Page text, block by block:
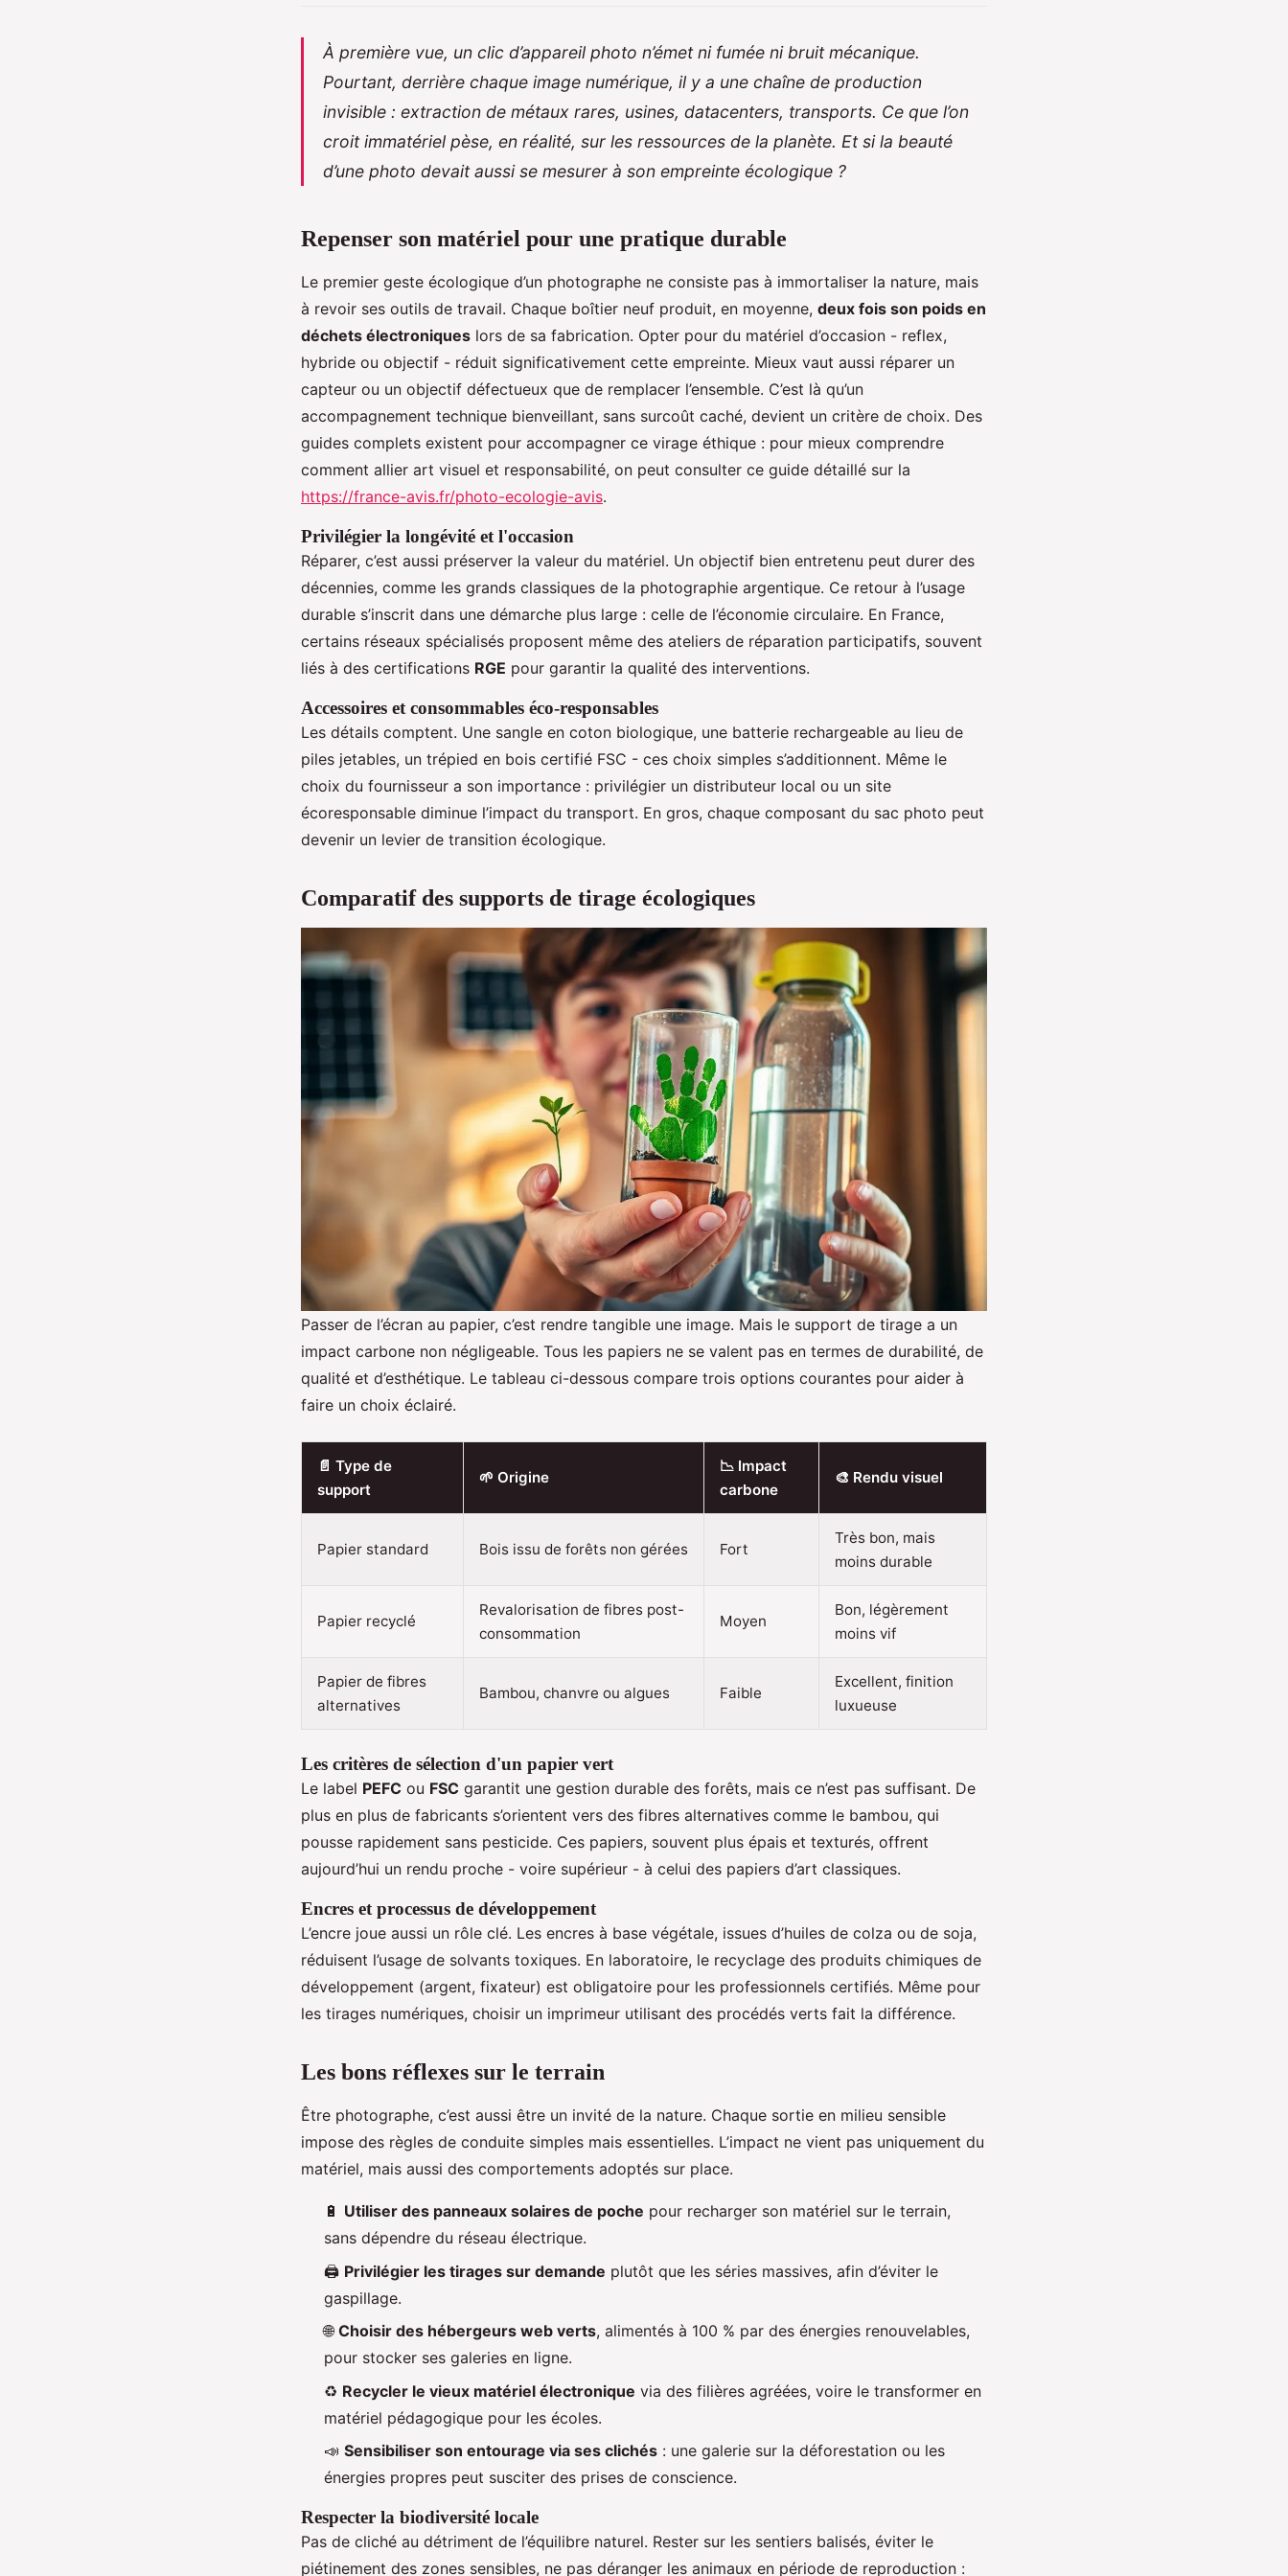
À première vue, un clic d’appareil photo n’émet ni fumée ni bruit mécanique.
Pourtant, derrière chaque image numérique, il y a une chaîne de production
invisible : extraction de métaux rares, usines, datacenters, transports. Ce que l’on
croit immatériel pèse, en réalité, sur les ressources de la planète. Et si la beauté
d’une photo devait aussi se mesurer à son empreinte écologique ?
Repenser son matériel pour une pratique durable
Le premier geste écologique d’un photographe ne consiste pas à immortaliser la nature, mais
à revoir ses outils de travail. Chaque boîtier neuf produit, en moyenne, deux fois son poids en
déchets électroniques lors de sa fabrication. Opter pour du matériel d’occasion - reflex,
hybride ou objectif - réduit significativement cette empreinte. Mieux vaut aussi réparer un
capteur ou un objectif défectueux que de remplacer l’ensemble. C’est là qu’un
accompagnement technique bienveillant, sans surcoût caché, devient un critère de choix. Des
guides complets existent pour accompagner ce virage éthique : pour mieux comprendre
comment allier art visuel et responsabilité, on peut consulter ce guide détaillé sur la
https://france-avis.fr/photo-ecologie-avis.
Privilégier la longévité et l'occasion
Réparer, c’est aussi préserver la valeur du matériel. Un objectif bien entretenu peut durer des
décennies, comme les grands classiques de la photographie argentique. Ce retour à l’usage
durable s’inscrit dans une démarche plus large : celle de l’économie circulaire. En France,
certains réseaux spécialisés proposent même des ateliers de réparation participatifs, souvent
liés à des certifications RGE pour garantir la qualité des interventions.
Accessoires et consommables éco-responsables
Les détails comptent. Une sangle en coton biologique, une batterie rechargeable au lieu de
piles jetables, un trépied en bois certifié FSC - ces choix simples s’additionnent. Même le
choix du fournisseur a son importance : privilégier un distributeur local ou un site
écoresponsable diminue l’impact du transport. En gros, chaque composant du sac photo peut
devenir un levier de transition écologique.
Comparatif des supports de tirage écologiques
Passer de l’écran au papier, c’est rendre tangible une image. Mais le support de tirage a un
impact carbone non négligeable. Tous les papiers ne se valent pas en termes de durabilité, de
qualité et d’esthétique. Le tableau ci-dessous compare trois options courantes pour aider à
faire un choix éclairé.
📄 Type de
support
🌱 Origine
📉 Impact
carbone
🎨 Rendu visuel
Papier standard Bois issu de forêts non gérées Fort
Très bon, mais
moins durable
Papier recyclé
Revalorisation de fibres post-
consommation
Moyen
Bon, légèrement
moins vif
Papier de fibres
alternatives
Bambou, chanvre ou algues Faible
Excellent, finition
luxueuse
Les critères de sélection d'un papier vert
Le label PEFC ou FSC garantit une gestion durable des forêts, mais ce n’est pas suffisant. De
plus en plus de fabricants s’orientent vers des fibres alternatives comme le bambou, qui
pousse rapidement sans pesticide. Ces papiers, souvent plus épais et texturés, offrent
aujourd’hui un rendu proche - voire supérieur - à celui des papiers d’art classiques.
Encres et processus de développement
L’encre joue aussi un rôle clé. Les encres à base végétale, issues d’huiles de colza ou de soja,
réduisent l’usage de solvants toxiques. En laboratoire, le recyclage des produits chimiques de
développement (argent, fixateur) est obligatoire pour les professionnels certifiés. Même pour
les tirages numériques, choisir un imprimeur utilisant des procédés verts fait la différence.
Les bons réflexes sur le terrain
Être photographe, c’est aussi être un invité de la nature. Chaque sortie en milieu sensible
impose des règles de conduite simples mais essentielles. L’impact ne vient pas uniquement du
matériel, mais aussi des comportements adoptés sur place.
🔋 Utiliser des panneaux solaires de poche pour recharger son matériel sur le terrain,
sans dépendre du réseau électrique.
🖨️ Privilégier les tirages sur demande plutôt que les séries massives, afin d’éviter le
gaspillage.
🌐Choisir des hébergeurs web verts, alimentés à 100 % par des énergies renouvelables,
pour stocker ses galeries en ligne.
♻️ Recycler le vieux matériel électronique via des filières agréées, voire le transformer en
matériel pédagogique pour les écoles.
📣 Sensibiliser son entourage via ses clichés : une galerie sur la déforestation ou les
énergies propres peut susciter des prises de conscience.
Respecter la biodiversité locale
Pas de cliché au détriment de l’équilibre naturel. Rester sur les sentiers balisés, éviter le
piétinement des zones sensibles, ne pas déranger les animaux en période de reproduction :